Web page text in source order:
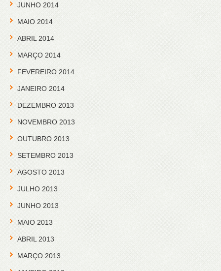
JUNHO 2014
MAIO 2014
ABRIL 2014
MARÇO 2014
FEVEREIRO 2014
JANEIRO 2014
DEZEMBRO 2013
NOVEMBRO 2013
OUTUBRO 2013
SETEMBRO 2013
AGOSTO 2013
JULHO 2013
JUNHO 2013
MAIO 2013
ABRIL 2013
MARÇO 2013